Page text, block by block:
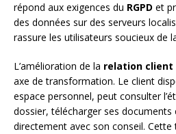
répond aux exigences du RGPD et
des données sur des serveurs
rassure les utilisateurs soucieux de
L’amélioration de la relation client
axe de transformation. Le client
espace personnel, peut consulter
dossier, télécharger ses
directement avec son conseil.